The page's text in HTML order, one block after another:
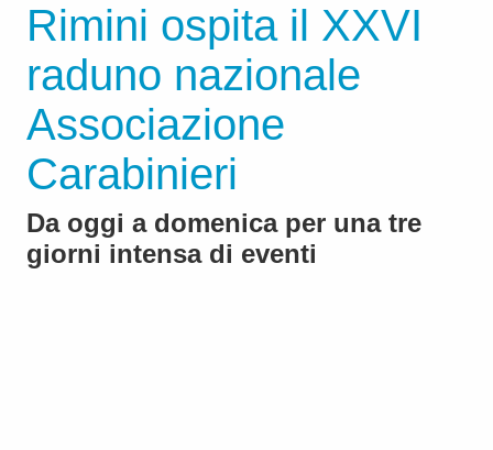
Rimini ospita il XXVI
raduno nazionale
Associazione
Carabinieri
Da oggi a domenica per una tre
giorni intensa di eventi